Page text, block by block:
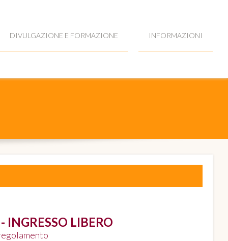
DIVULGAZIONE E FORMAZIONE INFORMAZIONI
INGRESSO LIBERO